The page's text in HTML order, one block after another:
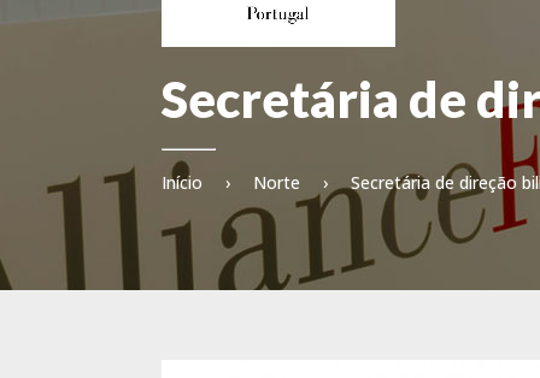
Secretária de
Início › Norte › Secretária de direção